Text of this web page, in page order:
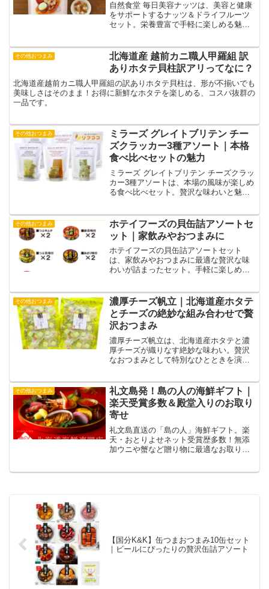
自然食堂 毎日美容ナッツは、美容と健康
をサポートするナッツ＆ドライフルーツ
セット。栄養豊富で手軽に楽しめる魅力
その他おつまみ
北海道産 越前カニ職人甲羅組 訳
ありホタテ貝柱訳アリってなに？
北海道産越前カニ職人甲羅組の訳ありホタテ貝柱は、形が不揃いでも
美味しさはそのまま！お得に新鮮なホタテを楽しめる、コスパ抜群の
一品です。
その他おつまみ
ミラーズ グレイトブリテン チー
ズクラッカー3種アソート｜本格
食べ比べセットの魅力
ミラーズ グレイトブリテン チーズクラッ
カー3種アソートは、本場の風味が楽しめ
る食べ比べセット。贅沢な味わいと魅力
その他おつまみ
ホテイフーズの貝缶詰アソートセ
ット｜家飲みやおつまみに
ホテイフーズの貝缶詰アソートセット
は、家飲みやおつまみに最適な贅沢な味
わいが詰まったセット。手軽に楽しめる
その他おつまみ
濃厚チーズ帆立｜北海道産ホタテ
とチーズの絶妙な組み合わせで贅
沢おつまみ
濃厚チーズ帆立は、北海道産ホタテと濃
厚チーズが織りなす絶妙な味わい。贅沢
なおつまみとして特別なひとときを演出
その他おつまみ
礼文島発！島の人の海鮮ギフト｜
楽天受賞多数＆殿堂入りのお取り
寄せ
礼文島直送の「島の人」海鮮ギフト。楽
天・おとりよせネット受賞歴多数！無添
加ウニや蟹など贈り物に最適なお取り寄
【国分K&K】缶つまおつまみ10缶セット
｜ビールにぴったりの贅沢缶詰アソート